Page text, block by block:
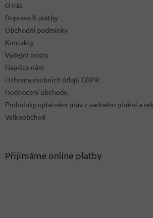
O nás
Doprava & platby
Obchodní podmínky
Kontakty
Výdejní místo
Napište nám
Ochrana osobních údajů GDPR
Hodnocení obchodu
Podmínky uplatnění práv z vadného plnění a
Velkoobchod
Přijímáme online platby